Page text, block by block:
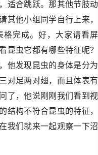
适合跳跃。那其他节肢动
其他小组同学自行上来，
完成。好，大家请看屏
昆虫它都有哪些特征呢？
他发现昆虫的身体是分为
对足两对翅，而且体表有
了，他说刚刚我们看到视
结构不符合昆虫的特征，
我们就来一起观察一下沼